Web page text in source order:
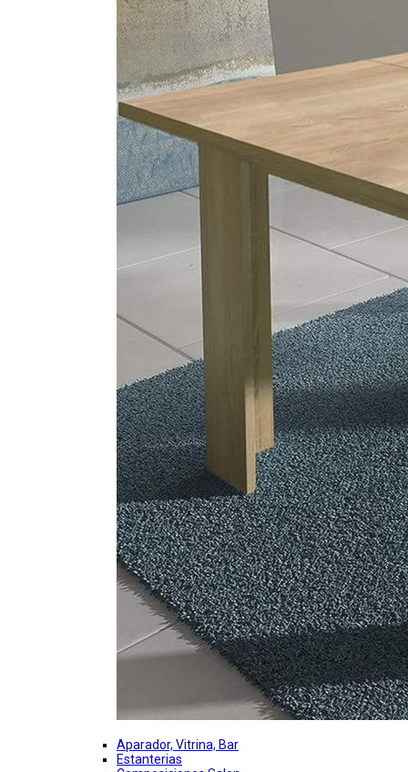
Aparador, Vitrina, Bar
Estanterias